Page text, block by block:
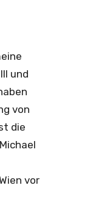
und
von
die
vor